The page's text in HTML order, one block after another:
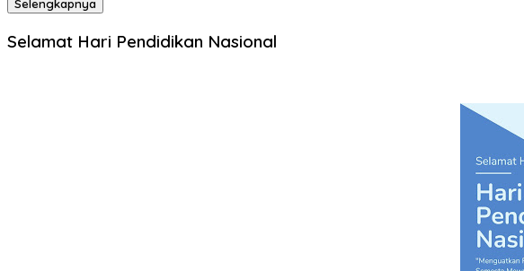
Selengkapnya
Selamat Hari Pendidikan Nasional